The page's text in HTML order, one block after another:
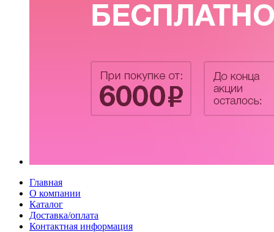
Главная
О компании
Каталог
Доставка/оплата
Контактная информация